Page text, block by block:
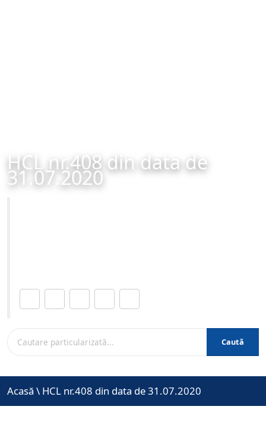
HCL nr.408 din data de
31.07.2020
Caută
Acasă \ HCL nr.408 din data de 31.07.2020